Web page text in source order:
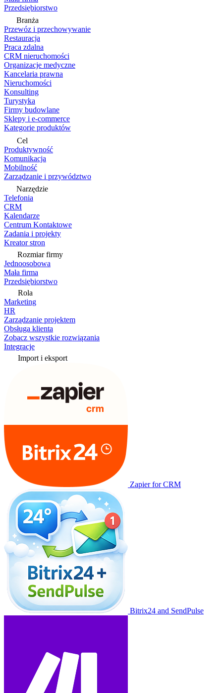
Przedsiębiorstwo
Branża
Przewóz i przechowywanie
Restauracja
Praca zdalna
CRM nieruchomości
Organizacje medyczne
Kancelaria prawna
Nieruchomości
Konsulting
Turystyka
Firmy budowlane
Sklepy i e-commerce
Kategorie produktów
Cel
Produktywność
Komunikacja
Mobilność
Zarządzanie i przywództwo
Narzędzie
Telefonia
CRM
Kalendarze
Centrum Kontaktowe
Zadania i projekty
Kreator stron
Rozmiar firmy
Jednoosobowa
Mała firma
Przedsiębiorstwo
Rola
Marketing
HR
Zarządzanie projektem
Obsługa klienta
Zobacz wszystkie rozwiązania
Integracje
Import i eksport
Zapier for CRM
Bitrix24 and SendPulse